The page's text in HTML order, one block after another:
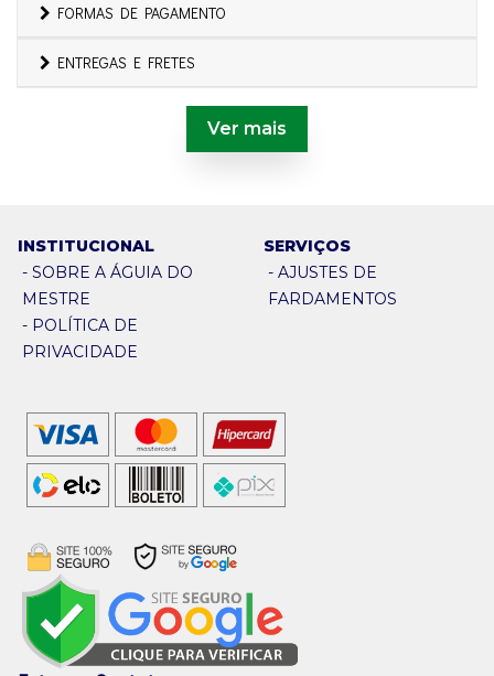
FORMAS DE PAGAMENTO
ENTREGAS E FRETES
Ver mais
INSTITUCIONAL
- SOBRE A ÁGUIA DO
MESTRE
- POLÍTICA DE
PRIVACIDADE
SERVIÇOS
- AJUSTES DE
FARDAMENTOS